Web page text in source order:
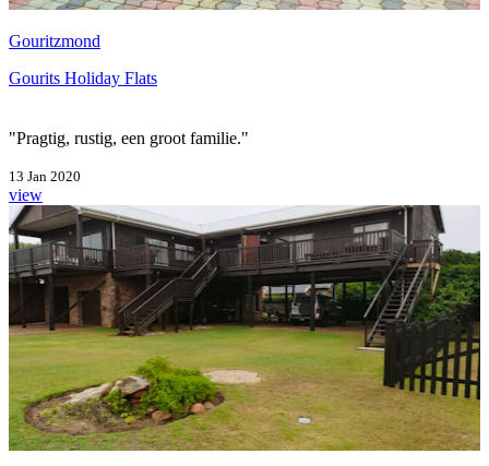
Gouritzmond
Gourits Holiday Flats
"Pragtig, rustig, een groot familie."
13 Jan 2020
view